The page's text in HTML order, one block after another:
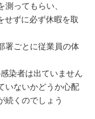
測ってもらい、
ずに必ず休暇を取
署ごとに従業員の体
染者は出ていません
いないかどうか心配
続くのでしょう